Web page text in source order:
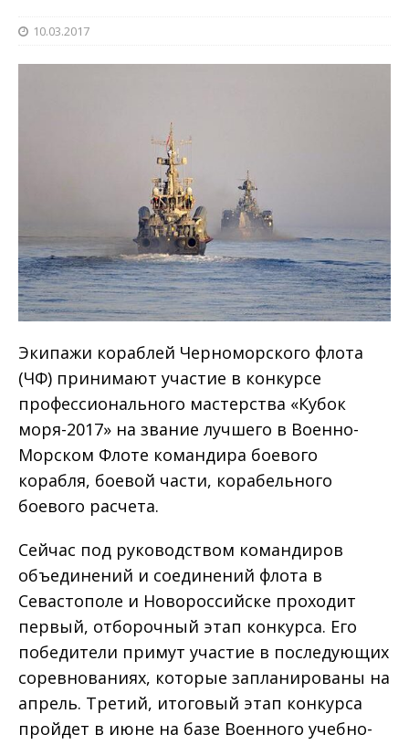
10.03.2017
Экипажи кораблей Черноморского флота
(ЧФ) принимают участие в конкурсе
профессионального мастерства «Кубок
моря-2017» на звание лучшего в Военно-
Морском Флоте командира боевого
корабля, боевой части, корабельного
боевого расчета.
Сейчас под руководством командиров
объединений и соединений флота в
Севастополе и Новороссийске проходит
первый, отборочный этап конкурса. Его
победители примут участие в последующих
соревнованиях, которые запланированы на
апрель. Третий, итоговый этап конкурса
пройдет в июне на базе Военного учебно-